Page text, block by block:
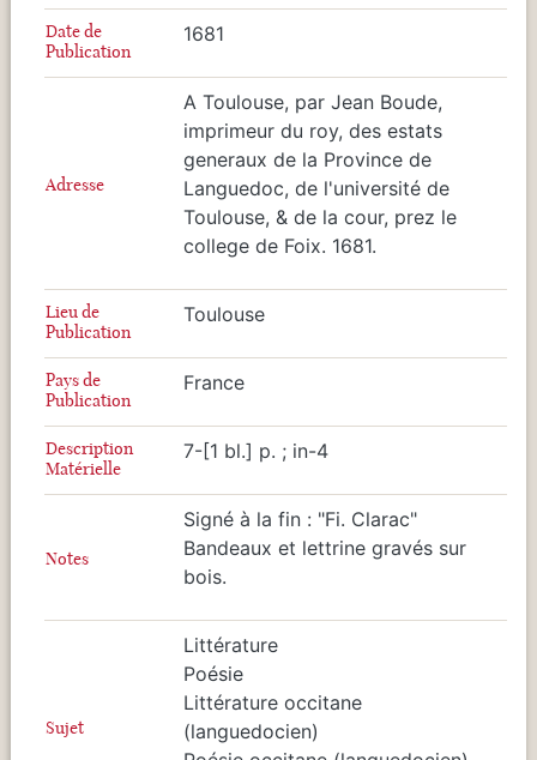
Date de
Publication
1681
Adresse
A Toulouse, par Jean Boude,
imprimeur du roy, des estats
generaux de la Province de
Languedoc, de l'université de
Toulouse, & de la cour, prez le
college de Foix. 1681.
Lieu de
Publication
Toulouse
Pays de
Publication
France
Description
Matérielle
7-[1 bl.] p. ; in-4
Notes
Signé à la fin : "Fi. Clarac"
Bandeaux et lettrine gravés sur
bois.
Sujet
Littérature
Poésie
Littérature occitane
(languedocien)